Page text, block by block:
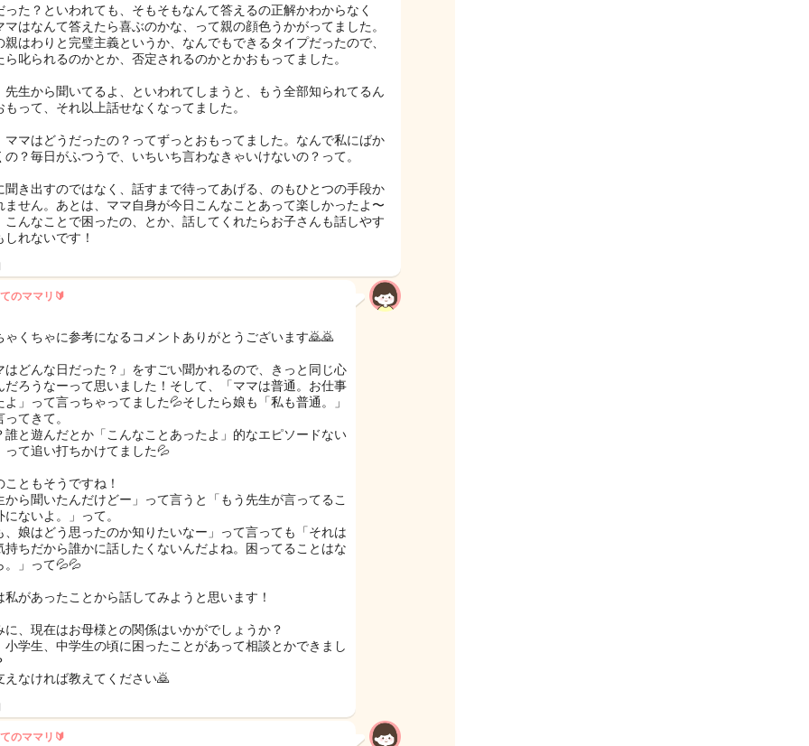
った？といわれても、そもそもなんて答えるの正解かわからなく
マはなんて答えたら喜ぶのかな、って親の顔色うかがってました。
親はわりと完璧主義というか、なんでもできるタイプだったので、
ら叱られるのかとか、否定されるのかとかおもってました。
先生から聞いてるよ、といわれてしまうと、もう全部知られてるん
もって、それ以上話せなくなってました。
ママはどうだったの？ってずっとおもってました。なんで私にばか
の？毎日がふつうで、いちいち言わなきゃいけないの？って。
聞き出すのではなく、話すまで待ってあげる、のもひとつの手段か
ません。あとは、ママ自身が今日こんなことあって楽しかったよ〜
こんなことで困ったの、とか、話してくれたらお子さんも話しやす
しれないです！
のママリ🔰
ゃくちゃに参考になるコメントありがとうございます🙇🙇
はどんな日だった？」をすごい聞かれるので、きっと同じ心
だろうなーって思いました！そして、「ママは普通。お仕事
よ」って言っちゃってました💦そしたら娘も「私も普通。」
ってきて。
誰と遊んだとか「こんなことあったよ」的なエピソードない
って追い打ちかけてました💦
こともそうですね！
から聞いたんだけどー」って言うと「もう先生が言ってるこ
にないよ。」って。
、娘はどう思ったのか知りたいなー」って言っても「それは
持ちだから誰かに話したくないんだよね。困ってることはな
。」って💦💦
私があったことから話してみようと思います！
に、現在はお母様との関係はいかがでしょうか？
小学生、中学生の頃に困ったことがあって相談とかできまし
えなければ教えてください🙇
のママリ🔰